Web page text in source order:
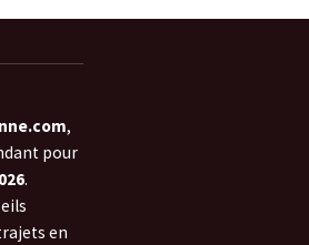
,
pour
.
en